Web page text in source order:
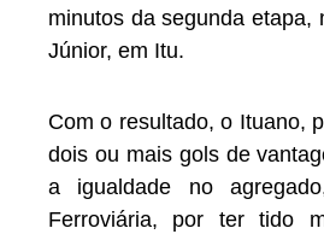
minutos da segunda etapa,
Júnior, em Itu.
Com o resultado, o Ituano,
dois ou mais gols de
a igualdade no
Ferroviária, por ter tido